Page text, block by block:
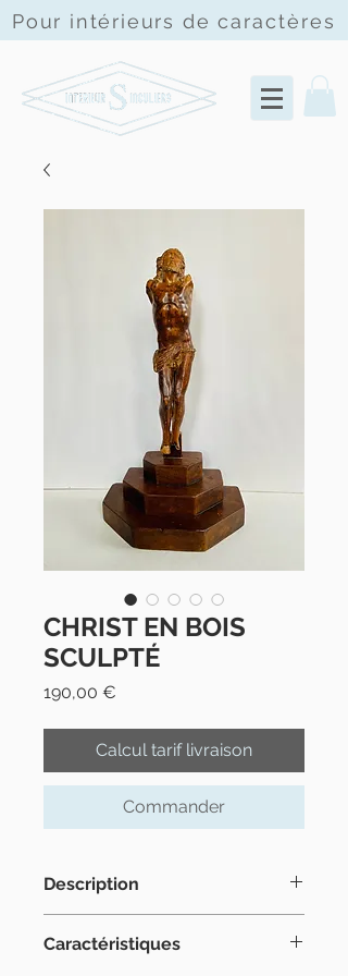
Pour intérieurs decaractères
CHRIST EN BOIS
SCULPTÉ
190,00 €
Calcul tarif livraison
Commander
Description
siècle parvenu avec quelques
Caractéristiques